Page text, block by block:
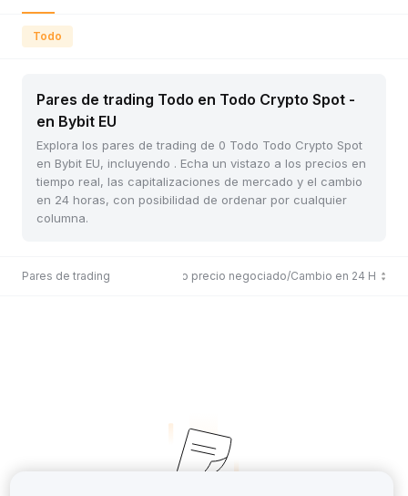
Todo
Pares de trading Todo en Todo Crypto Spot -
en Bybit EU
Explora los pares de trading de 0 Todo Todo Crypto Spot
en Bybit EU, incluyendo . Echa un vistazo a los precios en
tiempo real, las capitalizaciones de mercado y el cambio
en 24 horas, con posibilidad de ordenar por cualquier
columna.
Pares de trading Último precio negociado/Cambio en 24 H